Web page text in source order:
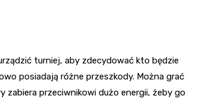
turniej, aby zdecydować kto będzie
posiadają różne przeszkody. Można grać
przeciwnikowi dużo energii, żeby go